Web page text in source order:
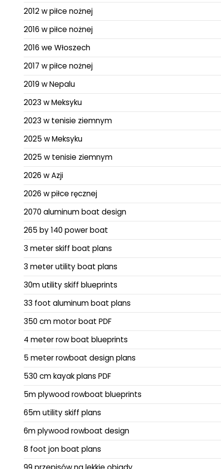
2012 w piłce nożnej
2016 w piłce nożnej
2016 we Włoszech
2017 w piłce nożnej
2019 w Nepalu
2023 w Meksyku
2023 w tenisie ziemnym
2025 w Meksyku
2025 w tenisie ziemnym
2026 w Azji
2026 w piłce ręcznej
2070 aluminum boat design
265 by 140 power boat
3 meter skiff boat plans
3 meter utility boat plans
30m utility skiff blueprints
33 foot aluminum boat plans
350 cm motor boat PDF
4 meter row boat blueprints
5 meter rowboat design plans
530 cm kayak plans PDF
5m plywood rowboat blueprints
65m utility skiff plans
6m plywood rowboat design
8 foot jon boat plans